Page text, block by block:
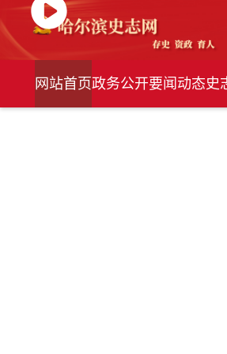
网站首页政务公开要闻动态史